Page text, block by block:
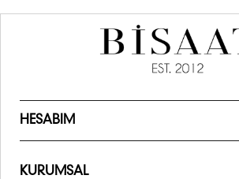
HESABIM
KURUMSAL